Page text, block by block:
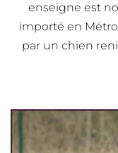
enseigne est
importé en
par un chien